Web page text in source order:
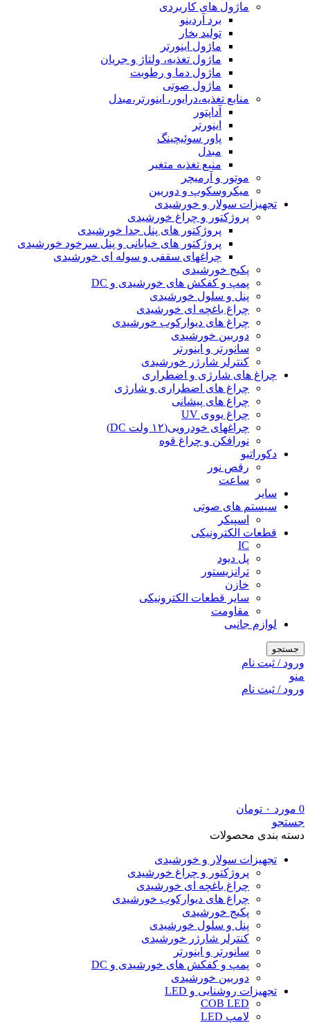
ماژول های کاربردی
برد آردینو
تولید بخار
ماژول اینورتر
ماژول تغذیه، ولتاژ و جریان
ماژول دما و رطوبت
ماژول صوتی
منابع تغذیه،درایور، اینورتر،مبدل
آداپتور
اینورتر
پاور سوئیچینگ
مبدل
منبع تغذیه متغیر
موتور و آرمیچر
میکروسکوپ و دوربین
تجهیزات سولار و خورشیدی
پروژکتور و چراغ خورشیدی
پروژکتور های پنل جدا خورشیدی
پروژکتور های خیابانی و پنل سرخود خورشیدی
چراغهای سقفی و سوله ای خورشیدی
پکیج خورشیدی
پمپ و کفکش های خورشیدی و DC
پنل و سلول خورشیدی
چراغ باغچه ای خورشیدی
چراغ های دیوارکوب خورشیدی
دوربین خورشیدی
سانورتر و اینورتر
کنترلر شارژر خورشیدی
چراغ های شارژی و اضطراری
چراغ های اضطراری و شارژی
چراغ های پیشانی
چراغ یووی UV
چراغهای خودرویی(۱۲ ولت DC)
نورافکن و چراغ قوه
دکوراتیو
رقص نور
ساعت
سایر
سیستم های صوتی
اسپیکر
قطعات الکترونیکی
IC
پل دیود
ترانزیستور
خازن
سایر قطعات الکترونیکی
مقاومت
لوازم جانبی
جستجو
ورود / ثبت نام
منو
ورود / ثبت نام
0 مورد ۰ تومان
جستجو
دسته بندی محصولات
تجهیزات سولار و خورشیدی
پروژکتور و چراغ خورشیدی
چراغ باغچه ای خورشیدی
چراغ های دیوارکوب خورشیدی
پکیج خورشیدی
پنل و سلول خورشیدی
کنترلر شارژر خورشیدی
سانورتر و اینورتر
پمپ و کفکش های خورشیدی و DC
دوربین خورشیدی
تجهیزات روشنایی و LED
COB LED
لامپ LED